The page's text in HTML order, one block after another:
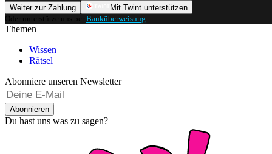
Weiter zur Zahlung
Mit Twint unterstützen
Oder unterstütze uns per Banküberweisung
Themen
Wissen
Rätsel
Abonniere unseren Newsletter
Abonnieren
Du hast uns was zu sagen?